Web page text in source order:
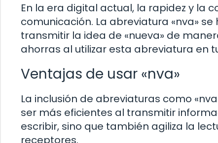
En la era digital actual, la rapidez y la
comunicación. La abreviatura «nva»
transmitir la idea de «nueva» de
ahorras al utilizar esta abreviatura en
Ventajas de usar «nva»
La inclusión de abreviaturas como
ser más eficientes al transmitir
escribir, sino que también agiliza la
receptores.